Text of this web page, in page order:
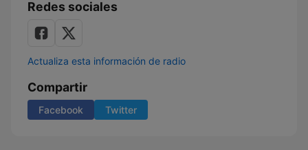
Redes sociales
Actualiza esta información de radio
Compartir
Facebook Twitter